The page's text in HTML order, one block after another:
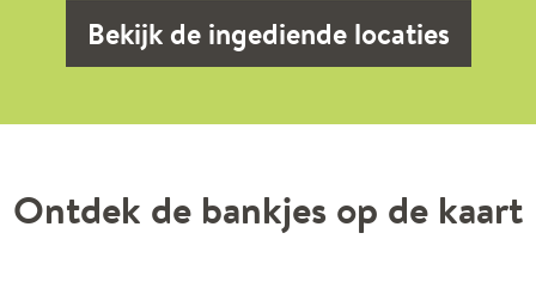
Bekijk de ingediende locaties
Ontdek de bankjes op de kaart